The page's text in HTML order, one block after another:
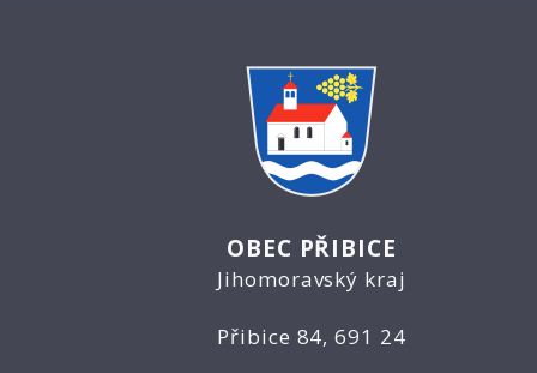
OBEC PŘIBICE
Jihomoravský kraj
Přibice 84, 691 24